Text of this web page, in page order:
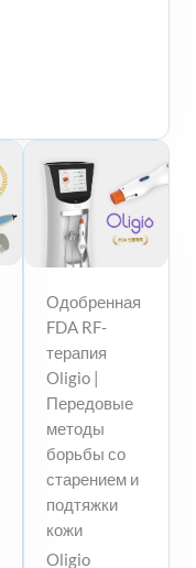
Одобренная
FDA RF-
терапия
Oligio |
Передовые
методы
борьбы со
старением и
подтяжки
кожи
Oligio